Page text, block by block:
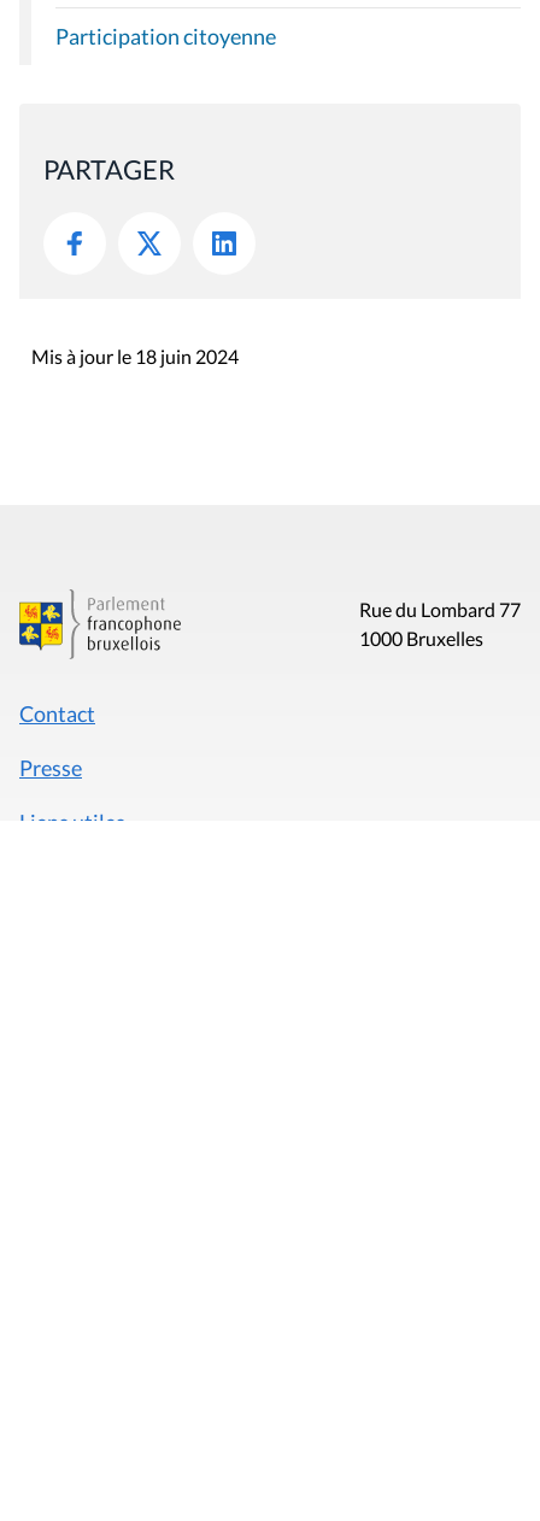
Participation citoyenne
PARTAGER
Mis à jour le 18 juin 2024
Rue du Lombard 77
1000 Bruxelles
Contact
Presse
Liens utiles